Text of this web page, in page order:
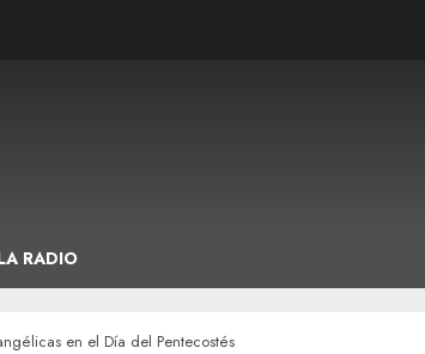
RADIO
en el Día del Pentecostés